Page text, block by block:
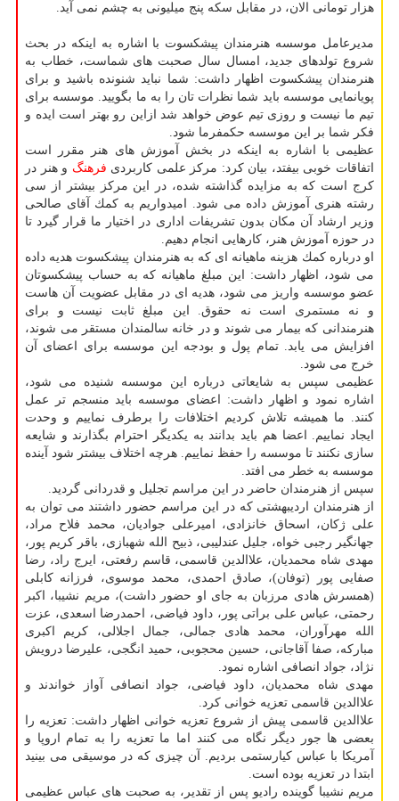
هزار تومانی الان، در مقابل سكه پنج میلیونی به چشم نمی آید.
مدیرعامل موسسه هنرمندان پیشكسوت با اشاره به اینكه در بحث
شروع تولدهای جدید، امسال سال صحبت های شماست، خطاب به
هنرمندان پیشكسوت اظهار داشت: شما نباید شنونده باشید و برای
پویانمایی موسسه باید شما نظرات تان را به ما بگویید. موسسه برای
تیم ما نیست و روزی تیم عوض خواهد شد ازاین رو بهتر است ایده و
فكر شما بر این موسسه حكمفرما شود.
عظیمی با اشاره به اینكه در بخش آموزش های هنر مقرر است
اتفاقات خوبی بیفتد، بیان كرد: مركز علمی كاربردی فرهنگ و هنر در
كرج است كه به مزایده گذاشته شده، در این مركز بیشتر از سی
رشته هنری آموزش داده می شود. امیدواریم به كمك آقای صالحی
وزیر ارشاد آن مكان بدون تشریفات اداری در اختیار ما قرار گیرد تا
در حوزه آموزش هنر، كارهایی انجام دهیم.
او درباره كمك هزینه ماهیانه ای كه به هنرمندان پیشكسوت هدیه داده
می شود، اظهار داشت: این مبلغ ماهیانه كه به حساب پیشكسوتان
عضو موسسه واریز می شود، هدیه ای در مقابل عضویت آن هاست
و نه مستمری است نه حقوق. این مبلغ ثابت نیست و برای
هنرمندانی كه بیمار می شوند و در خانه سالمندان مستقر می شوند،
افزایش می یابد. تمام پول و بودجه این موسسه برای اعضای آن
خرج می شود.
عظیمی سپس به شایعاتی درباره این موسسه شنیده می شود،
اشاره نمود و اظهار داشت: اعضای موسسه باید منسجم تر عمل
كنند. ما همیشه تلاش كردیم اختلافات را برطرف نماییم و وحدت
ایجاد نماییم. اعضا هم باید بدانند به یكدیگر احترام بگذارند و شایعه
سازی نكنند تا موسسه را حفظ نماییم. هرچه اختلاف بیشتر شود آینده
موسسه به خطر می افتد.
سپس از هنرمندان حاضر در این مراسم تجلیل و قدردانی گردید.
از هنرمندان اردیبهشتی كه در این مراسم حضور داشتند می توان به
علی ژكان، اسحاق خانزادی، امیرعلی جوادیان، محمد فلاح مراد،
جهانگیر رجبی خواه، جلیل عندلیبی، ذبیح الله شهبازی، باقر كریم پور،
مهدی شاه محمدیان، علاالدین قاسمی، قاسم رفعتی، ایرج راد، رضا
صفایی پور (توفان)، صادق احمدی، محمد موسوی، فرزانه كابلی
(همسرش هادی مرزبان به جای او حضور داشت)، مریم نشیبا، اكبر
رحمتی، عباس علی براتی پور، داود فیاضی، احمدرضا اسعدی، عزت
الله مهرآوران، محمد هادی جمالی، جمال اجلالی، كریم اكبری
مباركه، صفا آقاجانی، حسین محجوبی، حمید انگجی، علیرضا درویش
نژاد، جواد انصافی اشاره نمود.
مهدی شاه محمدیان، داود فیاضی، جواد انصافی آواز خواندند و
علاالدین قاسمی تعزیه خوانی كرد.
علاالدین قاسمی پیش از شروع تعزیه خوانی اظهار داشت: تعزیه را
بعضی ها جور دیگر نگاه می كنند اما ما تعزیه را به تمام اروپا و
آمریكا با عباس كیارستمی بردیم. آن چیزی كه در موسیقی می بینید
ابتدا در تعزیه بوده است.
مریم نشیبا گوینده رادیو پس از تقدیر، به صحبت های عباس عظیمی